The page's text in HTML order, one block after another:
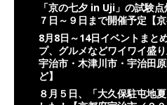
「京の七夕 in Uji」の試験
７日～９日まで開催予定【
8月8日～14日イベントまと
プ、グルメなどワイワイ盛
宇治市・木津川市・宇治田
ど】
８月５日、「大久保駐屯地